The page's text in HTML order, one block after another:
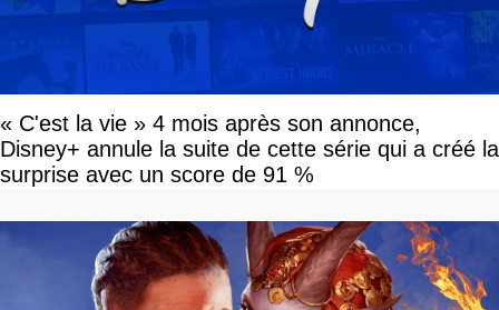
« C'est la vie » 4 mois après son annonce,
Disney+ annule la suite de cette série qui a créé la
surprise avec un score de 91 %